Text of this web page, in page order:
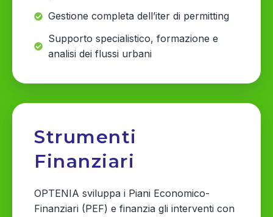
Gestione completa dell’iter di permitting
Supporto specialistico, formazione e
analisi dei flussi urbani
Strumenti
Finanziari
OPTENIA sviluppa i Piani Economico-
Finanziari (PEF) e finanzia gli interventi con